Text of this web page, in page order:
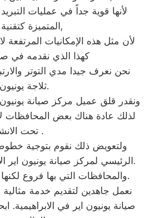
لأنها قوية جداً في عمليات
المتميزة كتقنية الانفلتر,
لأن مثل هذه الإمكانيات المرتفعة
كهذا الذي نقدمه في
نحن نعرف جيدا مدي التوتر
ثلاجة يونيون اير.
ونقدر قلق عميل مركز صيانة يونيون
لذلك عادة هناك بعض المحافظات
تحت الانشاء .
ولتعويض ذلك نقوم بتوجية
الرئيسي لمركز صيانة يونيون اير الابراهيمية لتلك المحافظات.
والمحافظات التي بها فروع لكنها ذات كثافة سكانية عالية.
نعمل جاهدين لتقديم خدمة مثالية
صيانة يونيون اير في